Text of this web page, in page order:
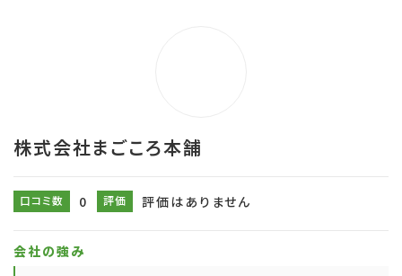
株式会社まごころ本舗
口コミ数 0 評価 評価はありません
会社の強み